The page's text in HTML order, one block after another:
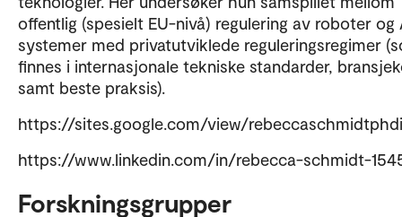
offentlig (spesielt EU-nivå) regulering av roboter og
systemer med privatutviklede reguleringsregimer
finnes i internasjonale tekniske standarder,
samt beste praksis).
https://sites.google.com/view/
https://www.linkedin.com/in/rebecca-schmidt-
Forskningsgrupper